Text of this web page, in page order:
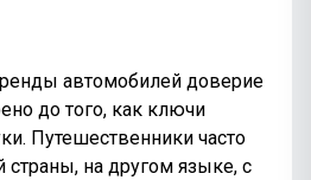
автомобилей доверие
до того, как ключи
Путешественники часто
страны, на другом языке, с